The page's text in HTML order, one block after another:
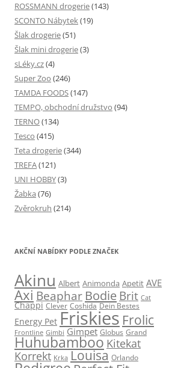
ROSSMANN drogerie(143)
SCONTO Nábytek(19)
Šlak drogerie(51)
Šlak mini drogerie(3)
sLéky.cz(4)
Super Zoo (246)
TAMDA FOODS(147)
TEMPO, obchodní družstvo (94)
TERNO(134)
Tesco (415)
Teta drogerie(344)
TREFA(121)
UNI HOBBY(3)
Žabka (76)
Zvěrokruh (214)
AKČNÍ NABÍDKY PODLE ZNAČEK
Akinu Albert Animonda Apetit AVE
Axi Beaphar Bodie Brit Cat
Chappi Clever Coshida Dein Bestes
Energy Pet Friskies Frolic
Frontline Gimbi Gimpet Globus Grand
Huhubamboo Kitekat
Korrekt Krka Louisa Orlando